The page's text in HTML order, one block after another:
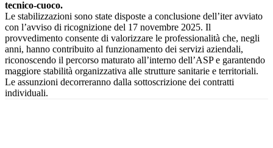
tecnico-cuoco.
Le stabilizzazioni sono state disposte a conclusione dell’iter avviato
con l’avviso di ricognizione del 17 novembre 2025. Il
provvedimento consente di valorizzare le professionalità che, negli
anni, hanno contribuito al funzionamento dei servizi aziendali,
riconoscendo il percorso maturato all’interno dell’ASP e garantendo
maggiore stabilità organizzativa alle strutture sanitarie e territoriali.
Le assunzioni decorreranno dalla sottoscrizione dei contratti
individuali.